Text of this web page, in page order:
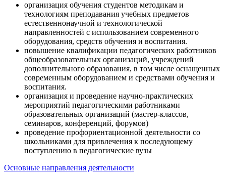
организация обучения студентов методикам и
технологиям преподавания учебных предметов
естественнонаучной и технологической
направленностей с использованием современного
оборудования, средств обучения и воспитания.
повышение квалификации педагогических работников
общеобразовательных организаций, учреждений
дополнительного образования, в том числе оснащенных
современным оборудованием и средствами обучения и
воспитания.
организация и проведение научно-практических
мероприятий педагогическими работниками
образовательных организаций (мастер-классов,
семинаров, конференций, форумов)
проведение профориентационной деятельности со
школьниками для привлечения к последующему
поступлению в педагогические вузы
Основные направления деятельности